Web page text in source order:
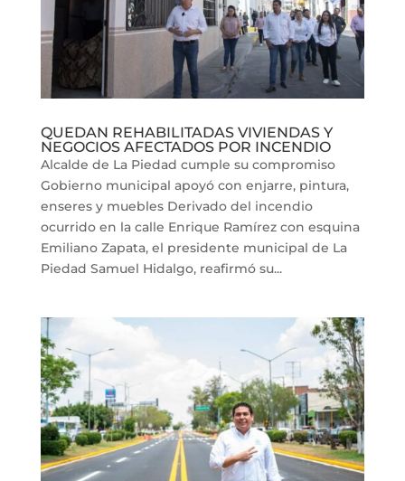
QUEDAN REHABILITADAS VIVIENDAS Y
NEGOCIOS AFECTADOS POR INCENDIO
Alcalde de La Piedad cumple su compromiso
Gobierno municipal apoyó con enjarre, pintura,
enseres y muebles Derivado del incendio
ocurrido en la calle Enrique Ramírez con esquina
Emiliano Zapata, el presidente municipal de La
Piedad Samuel Hidalgo, reafirmó su...